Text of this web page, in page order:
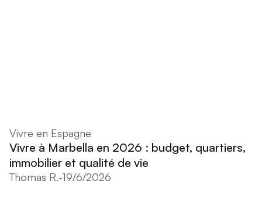
Vivre en Espagne
Vivre à Marbella en 2026 : budget, quartiers,
immobilier et qualité de vie
Thomas R.-19/6/2026